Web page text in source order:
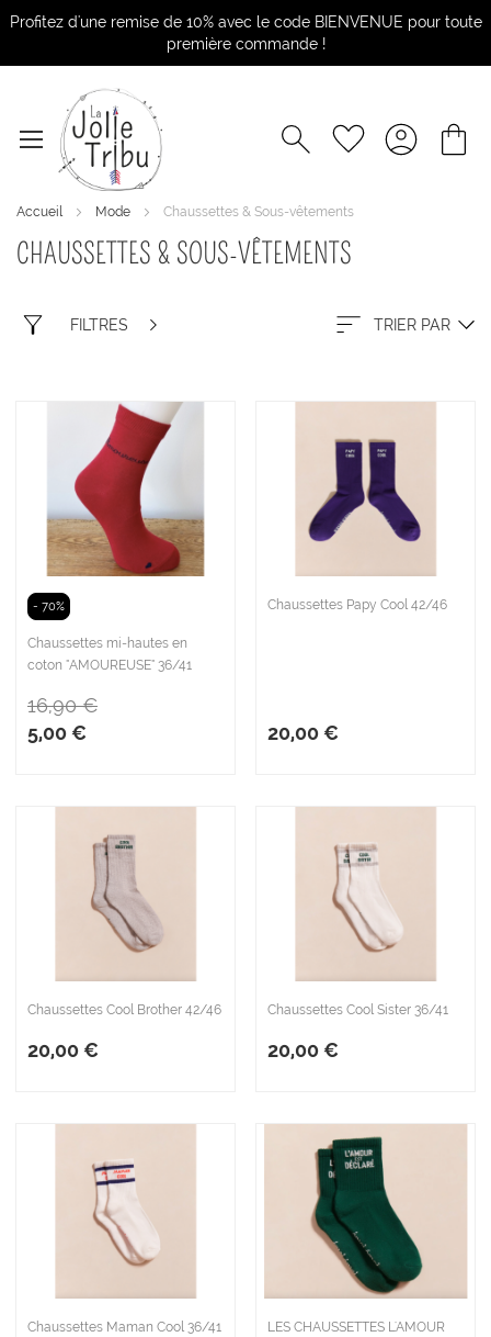
Profitez d'une remise de 10% avec le code BIENVENUE pour toute
première commande !
Accueil Mode Chaussettes & Sous-vêtements
CHAUSSETTES & SOUS-VÊTEMENTS
FILTRES TRIER PAR
- 70%
Chaussettes mi-hautes en
coton "AMOUREUSE" 36/41
5,00 €
16,90 €
Chaussettes Papy Cool 42/46
20,00 €
Chaussettes Cool Brother 42/46
20,00 €
Chaussettes Cool Sister 36/41
20,00 €
Chaussettes Maman Cool 36/41
LES CHAUSSETTES L'AMOUR